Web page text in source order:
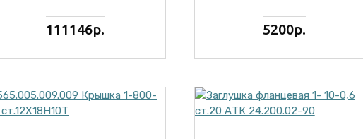
111146р. 5200р.